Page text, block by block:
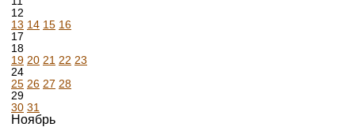
12
13 14 15 16
17
18
19 20 21 22 23
24
25 26 27 28
29
30 31
Ноябрь